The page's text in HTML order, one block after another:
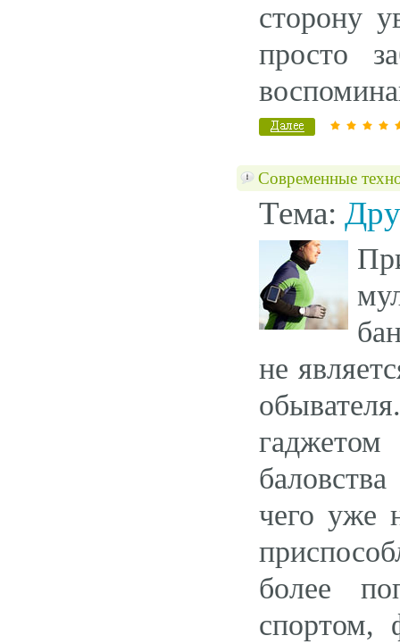
сторону
просто
Современные
Тема:
не
чего уже
более
спортом,